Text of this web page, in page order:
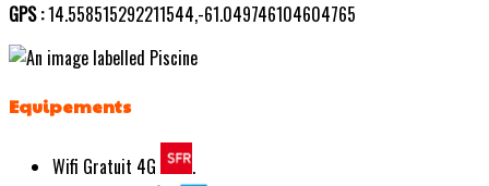
GPS :14.558515292211544,-61.049746104604765
Equipements
Wifi Gratuit 4G
.